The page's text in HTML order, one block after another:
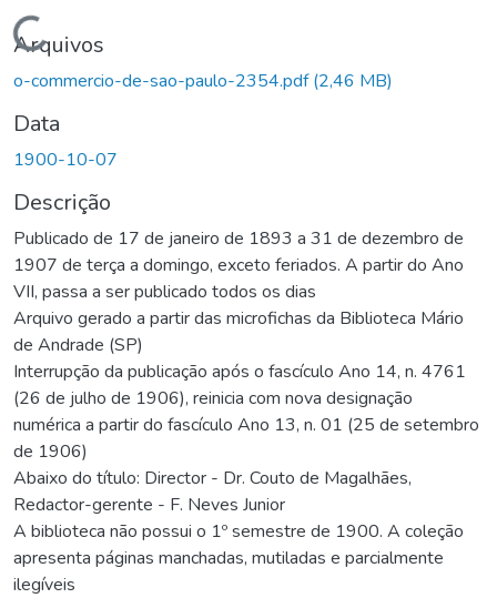
Carregando...
Arquivos
o-commercio-de-sao-paulo-2354.pdf(2,46 MB)
Data
1900-10-07
Descrição
Publicado de 17 de janeiro de 1893 a 31 de dezembro de
1907 de terça a domingo, exceto feriados. A partir do Ano
VII, passa a ser publicado todos os dias
Arquivo gerado a partir das microfichas da Biblioteca Mário
de Andrade (SP)
Interrupção da publicação após o fascículo Ano 14, n. 4761
(26 de julho de 1906), reinicia com nova designação
numérica a partir do fascículo Ano 13, n. 01 (25 de setembro
de 1906)
Abaixo do título: Director - Dr. Couto de Magalhães,
Redactor-gerente - F. Neves Junior
A biblioteca não possui o 1º semestre de 1900. A coleção
apresenta páginas manchadas, mutiladas e parcialmente
ilegíveis